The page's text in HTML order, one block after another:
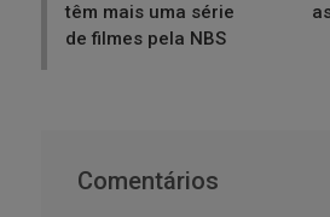
têm mais uma série
de filmes pela NBS
Comentários